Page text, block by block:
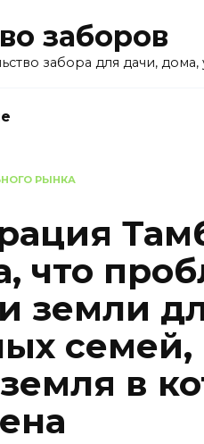
заборов
забора для дачи, дома,
РЫНКА
что
земли
в